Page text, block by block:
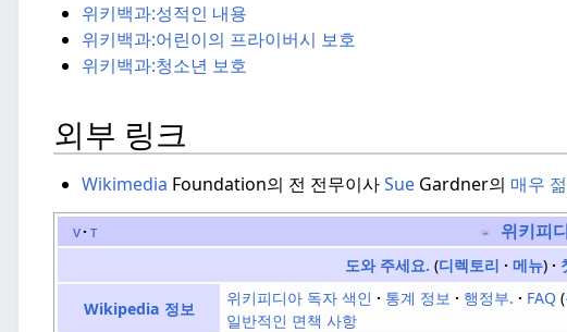
위키백과:성적인 내용
위키백과:어린이의 프라이버시 보호
위키백과:청소년 보호
외부 링크
Wikimedia Foundation의 전 전무이사SueGardner의 매우
v t 위키피
도와 주세요. 디렉토리 메뉴
Wikipedia 정보
위키피디아 독자 색인 통계 정보 행정부. FAQ
일반적인 면책 사항